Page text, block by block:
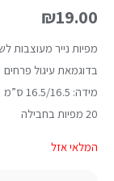
₪19.00
מפיות נייר מעוצבות
בדוגמאת עיגול פרחים
מידה: 16.5/16.5 ס”מ
20 מפיות בחבילה
המלאי אזל